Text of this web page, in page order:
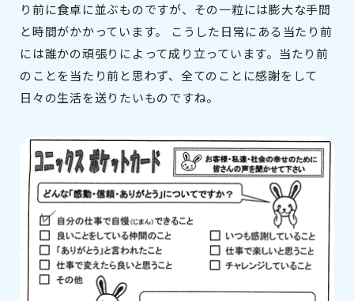
り前に食卓に並ぶものですが、その一粒には膨大な手間
と時間がかかっています。 こうした日常にある当たり前
には誰かの頑張りによって成り立っています。当たり前
のことを当たり前と思わず、全てのことに感謝をして
日々の生活を送りたいものですね。